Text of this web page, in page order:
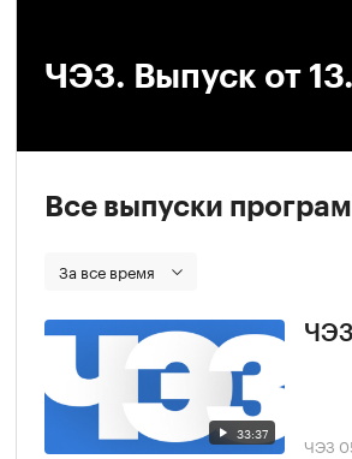
ЧЭЗ. Выпуск от
Все выпуски
За все время
33:37 ЧЭЗ